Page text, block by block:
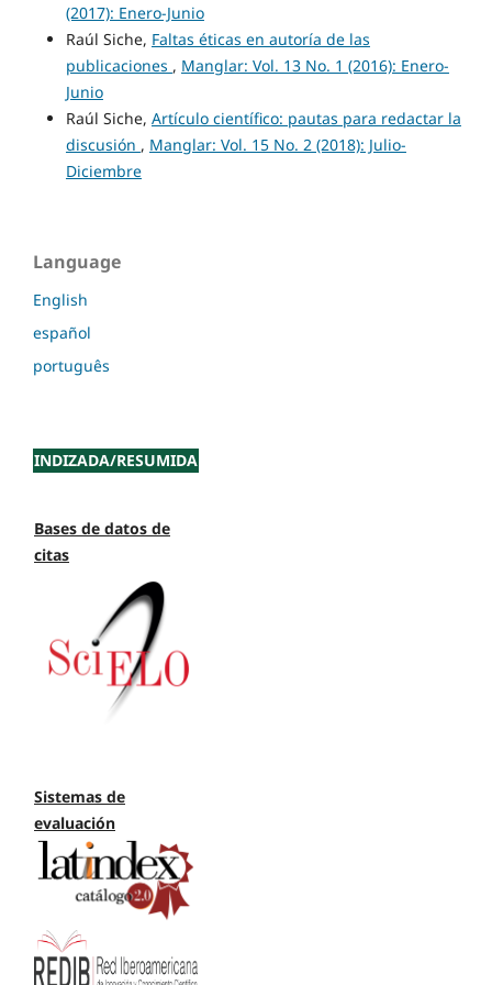
(2017): Enero-Junio
Raúl Siche, Faltas éticas en autoría de las
publicaciones , Manglar: Vol. 13 No. 1 (2016): Enero-
Junio
Raúl Siche, Artículo científico: pautas para redactar la
discusión , Manglar: Vol. 15 No. 2 (2018): Julio-
Diciembre
Language
English
español
português
INDIZADA/RESUMIDA
Bases de datos de
citas
Sistemas de
evaluación